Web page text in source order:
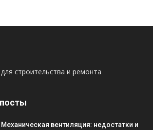
строительства и ремонта
Механическая вентиляция: недостатки и